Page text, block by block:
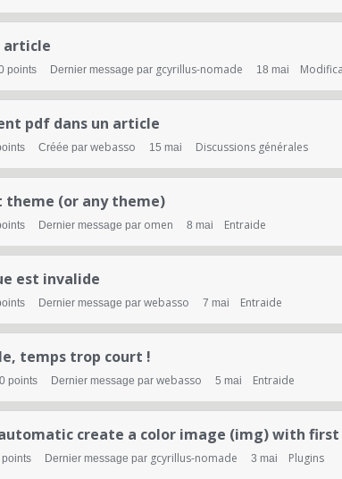
article
points Dernier message par gcyrillus-nomade 18 mai
pdf dans un article
Créée par webasso 15 mai Discussions générales
(or any theme)
Dernier message par omen 8 mai Entraide
est invalide
Dernier message par webasso 7 mai Entraide
temps trop court !
0 points Dernier message par webasso 5 mai Entraide
create a color image (img) with first
points Dernier message par gcyrillus-nomade 3 mai Plugins